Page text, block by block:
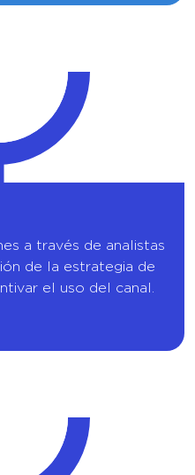
a través de analistas
de la estrategia de
el uso del canal.